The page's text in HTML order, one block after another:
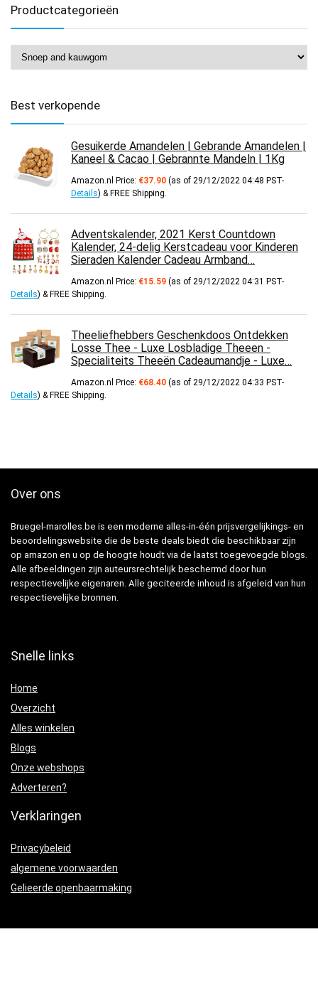
Productcategorieën
Best verkopende
Gesuikerde Amandelen | Gebrande Amandelen |
Kaneel & Cacao | Gebrannte Mandeln | 1Kg
Amazon.nl Price: €37.90 (as of 29/12/2022 04:48 PST-
Details) & FREE Shipping
Adventskalender, 2021 Kerst Countdown
Kalender, 24-delig Kerstcadeau voor Kinderen
Sieraden Kalender Cadeau Armband…
Amazon.nl Price: €15.59 (as of 29/12/2022 04:31 PST-
Details) & FREE Shipping
Theeliefhebbers Geschenkdoos Ontdekken
Losse Thee - Luxe Losbladige Theeen -
Specialiteits Theeën Cadeaumandje - Luxe…
Amazon.nl Price: €68.40 (as of 29/12/2022 04:33 PST-
Details) & FREE Shipping
Over ons
Bruegel-marolles.be is een moderne alles-in-één prijsvergelijkings- en
beoordelingswebsite die de beste deals biedt die beschikbaar zijn
op amazon en u op de hoogte houdt via de laatst toegevoegde blogs.
Alle afbeeldingen zijn auteursrechtelijk beschermd door hun
respectievelijke eigenaren. Alle geciteerde inhoud is afgeleid van hun
respectievelijke bronnen.
Snelle links
Home
Overzicht
Alles winkelen
Blogs
Onze webshops
Adverteren?
Verklaringen
Privacybeleid
algemene voorwaarden
Gelieerde openbaarmaking